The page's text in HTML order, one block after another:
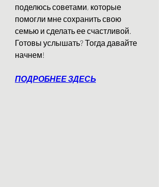
поделюсь советами, которые
помогли мне сохранить свою
семью и сделать ее счастливой.
Готовы услышать? Тогда давайте
начнем!
ПОДРОБНЕЕ ЗДЕСЬ